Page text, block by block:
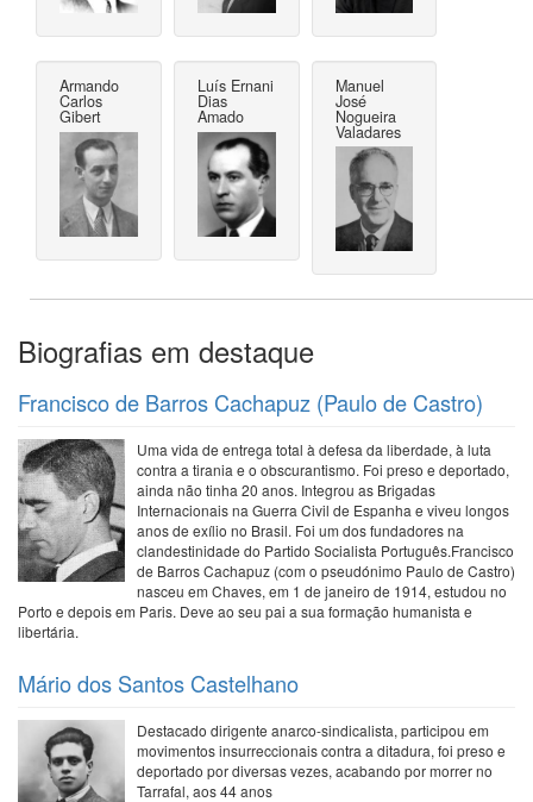
Armando
Carlos
Gibert
Luís Ernani
Dias
Amado
Manuel
José
Nogueira
Valadares
Biografias em destaque
Francisco de Barros Cachapuz (Paulo de Castro)
Uma vida de entrega total à defesa da liberdade, à luta
contra a tirania e o obscurantismo. Foi preso e deportado,
ainda não tinha 20 anos. Integrou as Brigadas
Internacionais na Guerra Civil de Espanha e viveu longos
anos de exílio no Brasil. Foi um dos fundadores na
clandestinidade do Partido Socialista Português.Francisco
de Barros Cachapuz (com o pseudónimo Paulo de Castro)
nasceu em Chaves, em 1 de janeiro de 1914, estudou no
Porto e depois em Paris. Deve ao seu pai a sua formação humanista e
libertária.
Mário dos Santos Castelhano
Destacado dirigente anarco-sindicalista, participou em
movimentos insurreccionais contra a ditadura, foi preso e
deportado por diversas vezes, acabando por morrer no
Tarrafal, aos 44 anos